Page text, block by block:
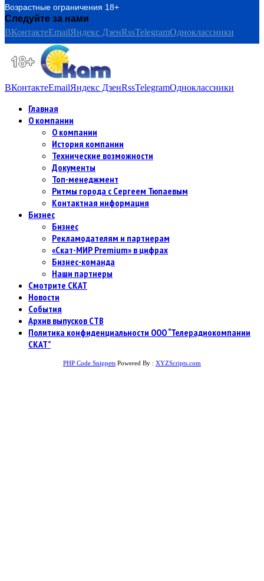
Возрастные ограничения 18+
Следуйте за нами
ВКонтактеEmailЯндекс ДзенRssTelegramОдноклассники
ВКонтактеEmailЯндекс ДзенRssTelegramОдноклассники
Главная
О компании
О компании
История компании
Технические возможности
Документы
Топ-менеджмент
Ритмы города с Сергеем Тюпаевым
Контактная информация
Бизнес
Бизнес
Рекламодателям и партнерам
«Скат-МИР Premium» в цифрах
Бизнес-команда
Наши партнеры
Смотрите СКАТ
Новости
События
Архив выпусков СТВ
Политика конфиденциальности ООО “Телерадиокомпании
СКАТ”
PHP Code Snippets Powered By : XYZScripts.com